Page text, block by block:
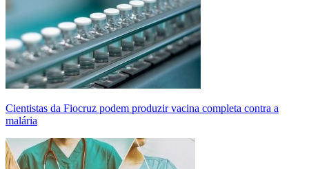
Cientistas da Fiocruz podem produzir vacina completa contra a
malária